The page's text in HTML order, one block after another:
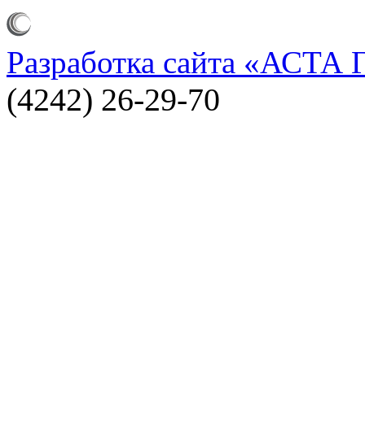
Разработка сайта «АСТА
(4242) 26-29-70